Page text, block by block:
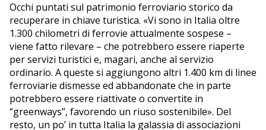
Occhi puntati sul patrimonio ferroviario storico da
recuperare in chiave turistica. «Vi sono in Italia oltre
1.300 chilometri di ferrovie attualmente sospese –
viene fatto rilevare – che potrebbero essere riaperte
per servizi turistici e, magari, anche al servizio
ordinario. A queste si aggiungono altri 1.400 km di linee
ferroviarie dismesse ed abbandonate che in parte
potrebbero essere riattivate o convertite in
“greenways”, favorendo un riuso sostenibile». Del
resto, un po’ in tutta Italia la galassia di associazioni